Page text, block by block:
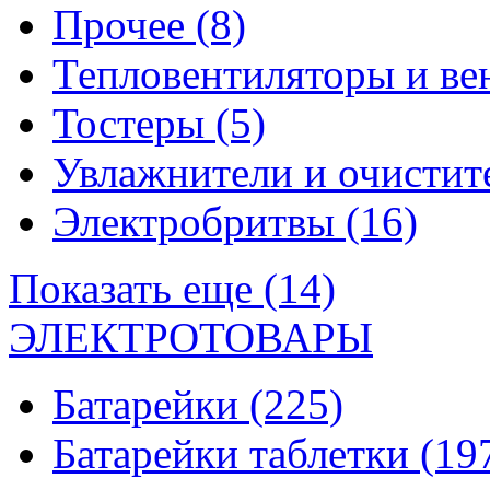
Прочее (8)
Тепловентиляторы и
Тостеры (5)
Увлажнители и
Электробритвы (16)
Показать еще (14)
ЭЛЕКТРОТОВАРЫ
Батарейки (225)
Батарейки таблетки